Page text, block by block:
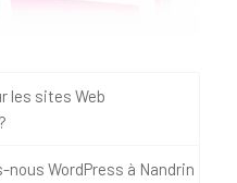
les sites Web
WordPress à Nandrin